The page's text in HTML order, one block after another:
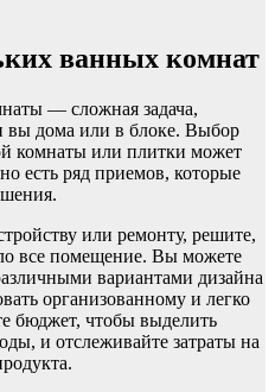
ванных комнат
— сложная задача,
вы дома или в блоке. Выбор
комнаты или плитки может
есть ряд приемов, которые
или ремонту, решите,
все помещение. Вы можете
вариантами дизайна
организованному и легко
бюджет, чтобы выделить
и отслеживайте затраты на